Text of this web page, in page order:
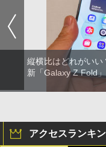
縦横比はどれがい
新「Galaxy Z Fold」
アクセスランキ